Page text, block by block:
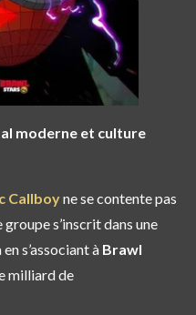
moderne et culture
Callboyne se contente pas
s’inscrit dans une
s’associant à Brawl
milliard de